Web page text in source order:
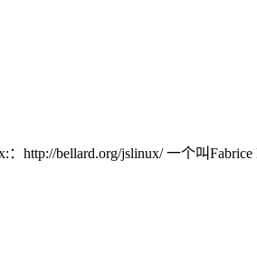
http://bellard.org/jslinux/ 一个叫